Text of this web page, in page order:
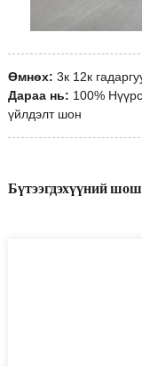
Өмнөх: 3к 12к
Дараа нь: 100%
үйлдэлт шон
Бүтээгдэхүүний